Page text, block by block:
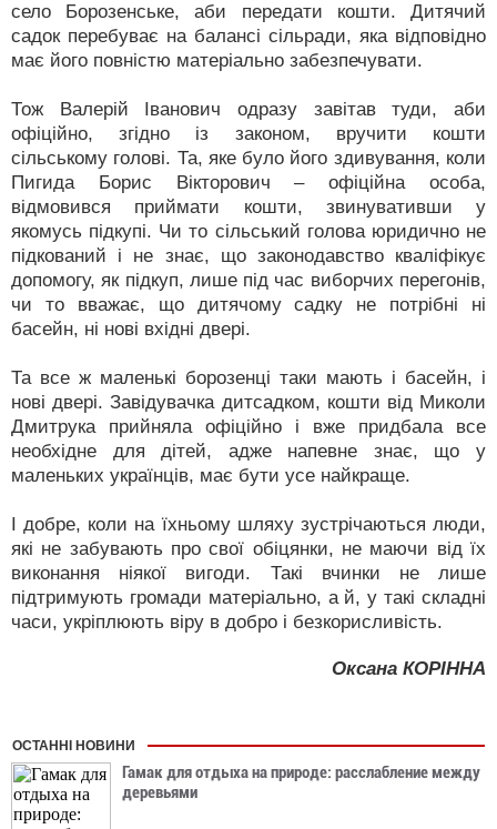
село Борозенське, аби передати кошти. Дитячий
садок перебуває на балансі сільради, яка відповідно
має його повністю матеріально забезпечувати.
Тож Валерій Іванович одразу завітав туди, аби
офіційно, згідно із законом, вручити кошти
сільському голові. Та, яке було його здивування, коли
Пигида Борис Вікторович – офіційна особа,
відмовився приймати кошти, звинувативши у
якомусь підкупі. Чи то сільський голова юридично не
підкований і не знає, що законодавство кваліфікує
допомогу, як підкуп, лише під час виборчих перегонів,
чи то вважає, що дитячому садку не потрібні ні
басейн, ні нові вхідні двері.
Та все ж маленькі борозенці таки мають і басейн, і
нові двері. Завідувачка дитсадком, кошти від Миколи
Дмитрука прийняла офіційно і вже придбала все
необхідне для дітей, адже напевне знає, що у
маленьких українців, має бути усе найкраще.
І добре, коли на їхньому шляху зустрічаються люди,
які не забувають про свої обіцянки, не маючи від їх
виконання ніякої вигоди. Такі вчинки не лише
підтримують громади матеріально, а й, у такі складні
часи, укріплюють віру в добро і безкорисливість.
Оксана КОРІННА
ОСТАННІ НОВИНИ
Гамак для отдыха на природе: расслабление между
деревьями